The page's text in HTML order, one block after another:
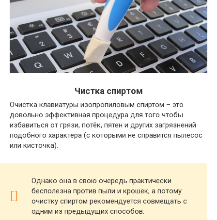
Чистка спиртом
Очистка клавиатуры изопропиловым спиртом – это
довольно эффективная процедура для того чтобы
избавиться от грязи, потёк, пятен и других загрязнений
подобного характера (с которыми не справится пылесос
или кисточка).
Однако она в свою очередь практически
бесполезна против пыли и крошек, а потому
очистку спиртом рекомендуется совмещать с
одним из предыдущих способов.